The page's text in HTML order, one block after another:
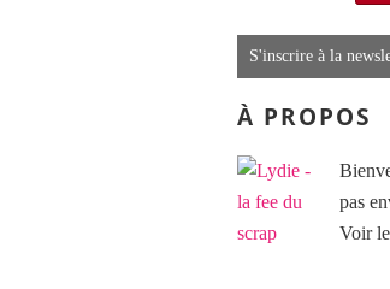
S'inscrire à la
À PROPOS
pas
Voir